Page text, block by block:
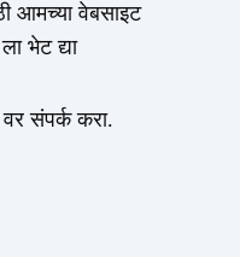
आमच्या वेबसाइट
ला भेट द्या
संपर्क करा.